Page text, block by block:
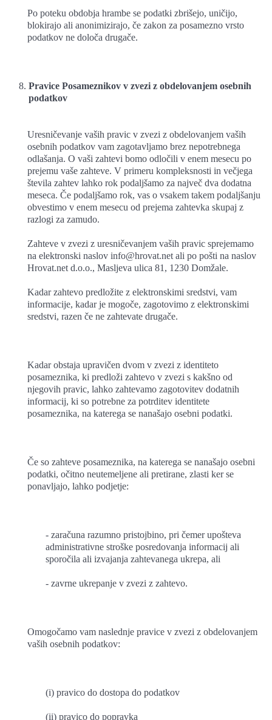
Po poteku obdobja hrambe se podatki zbrišejo, uničijo,
blokirajo ali anonimizirajo, če zakon za posamezno vrsto
podatkov ne določa drugače.
Pravice Posameznikov v zvezi z obdelovanjem osebnih
podatkov
Uresničevanje vaših pravic v zvezi z obdelovanjem vaših
osebnih podatkov vam zagotavljamo brez nepotrebnega
odlašanja. O vaši zahtevi bomo odločili v enem mesecu po
prejemu vaše zahteve. V primeru kompleksnosti in večjega
števila zahtev lahko rok podaljšamo za največ dva dodatna
meseca. Če podaljšamo rok, vas o vsakem takem podaljšanju
obvestimo v enem mesecu od prejema zahtevka skupaj z
razlogi za zamudo.
Zahteve v zvezi z uresničevanjem vaših pravic sprejemamo
na elektronski naslov info@hrovat.net ali po pošti na naslov
Hrovat.net d.o.o., Masljeva ulica 81, 1230 Domžale.
Kadar zahtevo predložite z elektronskimi sredstvi, vam
informacije, kadar je mogoče, zagotovimo z elektronskimi
sredstvi, razen če ne zahtevate drugače.
Kadar obstaja upravičen dvom v zvezi z identiteto
posameznika, ki predloži zahtevo v zvezi s kakšno od
njegovih pravic, lahko zahtevamo zagotovitev dodatnih
informacij, ki so potrebne za potrditev identitete
posameznika, na katerega se nanašajo osebni podatki.
Če so zahteve posameznika, na katerega se nanašajo osebni
podatki, očitno neutemeljene ali pretirane, zlasti ker se
ponavljajo, lahko podjetje:
- zaračuna razumno pristojbino, pri čemer upošteva
administrativne stroške posredovanja informacij ali
sporočila ali izvajanja zahtevanega ukrepa, ali
- zavrne ukrepanje v zvezi z zahtevo.
Omogočamo vam naslednje pravice v zvezi z obdelovanjem
vaših osebnih podatkov:
(i) pravico do dostopa do podatkov
(ii) pravico do popravka